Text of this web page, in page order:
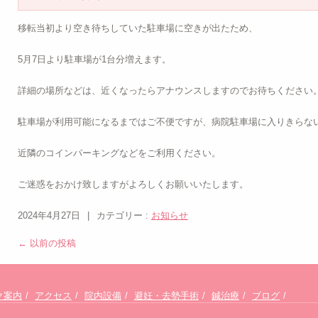
移転当初より空き待ちしていた駐車場に空きが出たため、
5月7日より駐車場が1台分増えます。
詳細の場所などは、近くなったらアナウンスしますのでお待ちください。
駐車場が利用可能になるまではご不便ですが、病院駐車場に入りきらな
近隣のコインパーキングなどをご利用ください。
ご迷惑をおかけ致しますがよろしくお願いいたします。
2024年4月27日 カテゴリー : お知らせ
← 以前の投稿
案内 アクセス 院内設備 避妊・去勢手術 鍼治療 ブログ